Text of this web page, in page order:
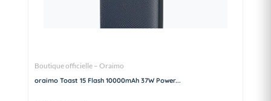
Boutique officielle – Oraimo
oraimo Toast 15 Flash 10000mAh 37W Power...